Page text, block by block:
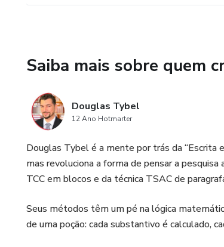
Saiba mais sobre quem
Douglas Tybel
12 Ano Hotmarter
Douglas Tybel é a mente por trás da “Escrita
mas revoluciona a forma de pensar a
TCC em blocos e da técnica TSAC de
Seus métodos têm um pé na lógica
de uma poção: cada substantivo é calculado,